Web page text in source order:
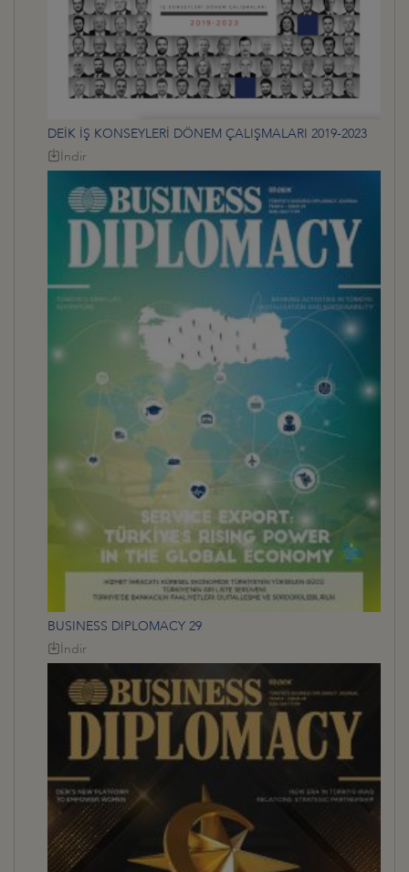
DEİK İŞ KONSEYLERİ DÖNEM ÇALIŞMALARI 2019-2023
İndir
BUSINESS DIPLOMACY 29
İndir